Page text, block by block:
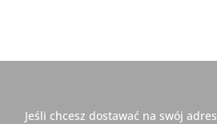
Jeśli chcesz dostawać na swój